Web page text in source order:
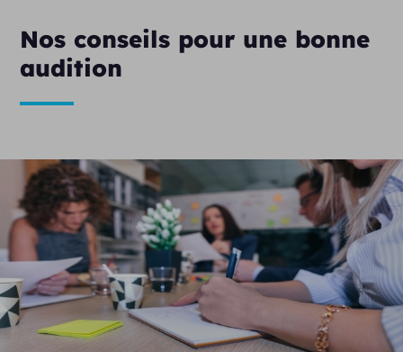
Nos conseils pour une bonne
audition